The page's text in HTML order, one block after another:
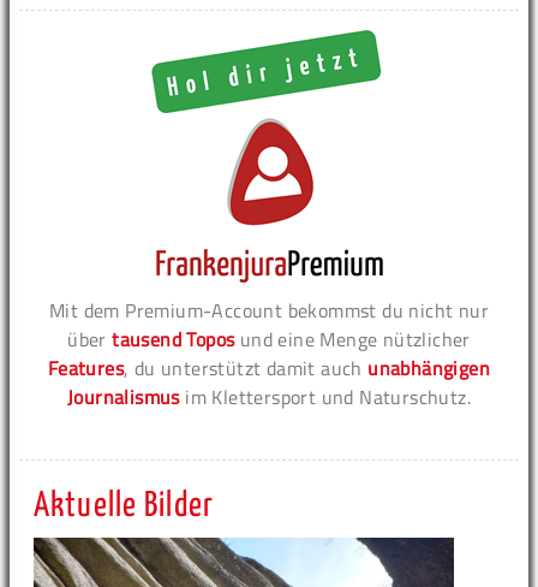
Mit dem Premium-Account bekommst du nicht nur
übertausend Toposund eine Menge nützlicher
Features, du unterstützt damit auch unabhängigen
Journalismusim Klettersport und Naturschutz.
Aktuelle Bilder